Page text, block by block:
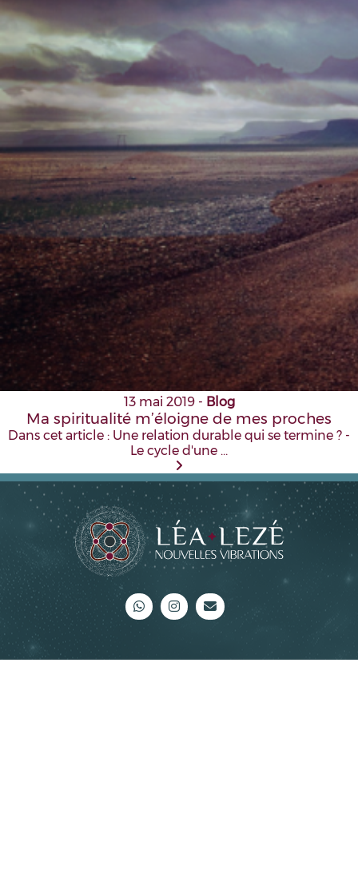
13 mai 2019- Blog
Ma spiritualité m’éloigne de mes proches
Dans cet article : Une relation durable qui se termine ? -
Le cycle d'une …